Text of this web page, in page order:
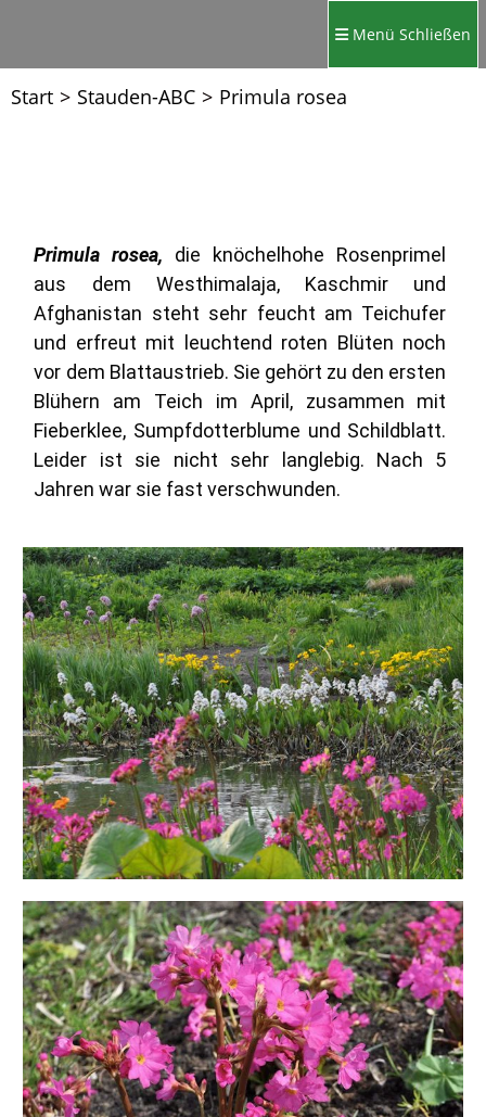
Menü Schließen
Start > Stauden-ABC > Primula rosea
Primula rosea, die knöchelhohe Rosenprimel
aus dem Westhimalaja, Kaschmir und
Afghanistan steht sehr feucht am Teichufer
und erfreut mit leuchtend roten Blüten noch
vor dem Blattaustrieb. Sie gehört zu den ersten
Blühern am Teich im April, zusammen mit
Fieberklee, Sumpfdotterblume und Schildblatt.
Leider ist sie nicht sehr langlebig. Nach 5
Jahren war sie fast verschwunden.